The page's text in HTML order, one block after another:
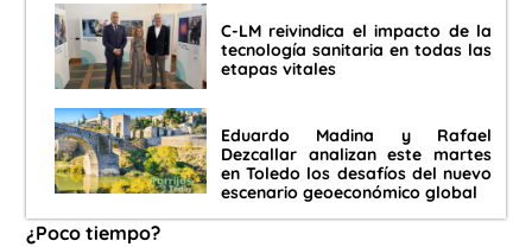
C-LM reivindica el impacto de la
tecnología sanitaria en todas las
etapas vitales
Eduardo Madina y Rafael
Dezcallar analizan este martes
en Toledo los desafíos del nuevo
escenario geoeconómico global
¿Poco tiempo?